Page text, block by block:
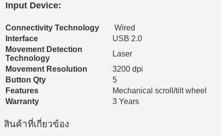
Input Device:
Connectivity Technology
Wired
Interface
USB 2.0
Movement Detection
Technology
Laser
Movement Resolution
3200 dpi
Button Qty
5
Features
Mechanical scroll/tilt wheel
Warranty
3 Years
สินค้าที่เกี่ยวข้อง